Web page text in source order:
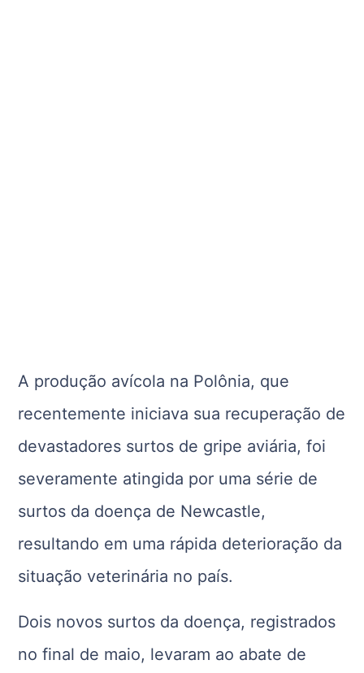
A produção avícola na Polônia, que
recentemente iniciava sua recuperação de
devastadores surtos de gripe aviária, foi
severamente atingida por uma série de
surtos da doença de Newcastle,
resultando em uma rápida deterioração da
situação veterinária no país.
Dois novos surtos da doença, registrados
no final de maio, levaram ao abate de